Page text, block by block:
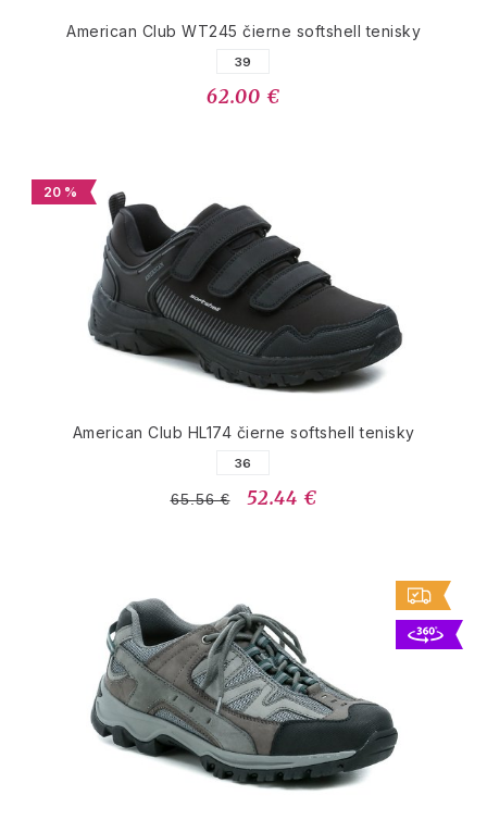
American Club WT245 čierne softshell tenisky
39
62.00 €
20 %
American Club HL174 čierne softshell tenisky
36
65.56 € 52.44 €